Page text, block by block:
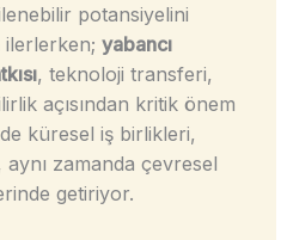
potansiyelini
yabancı
, teknoloji transferi,
açısından kritik önem
küresel iş birlikleri,
zamanda çevresel
getiriyor.